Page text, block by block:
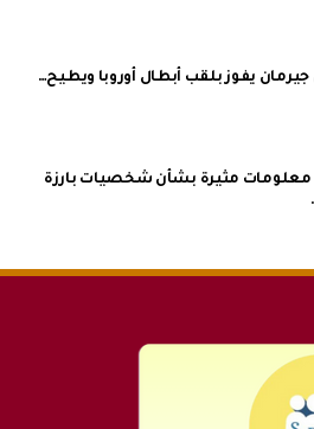
يفوز بلقب أبطال أوروبا ويطيح…
مثيرة بشأن شخصيات بارزة